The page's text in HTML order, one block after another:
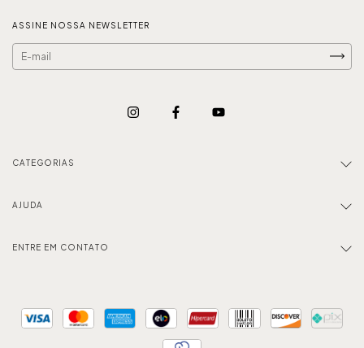
ASSINE NOSSA NEWSLETTER
CATEGORIAS
AJUDA
ENTRE EM CONTATO